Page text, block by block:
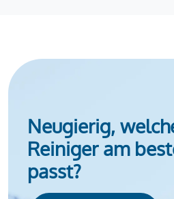
Neugierig,
Reiniger am
passt?